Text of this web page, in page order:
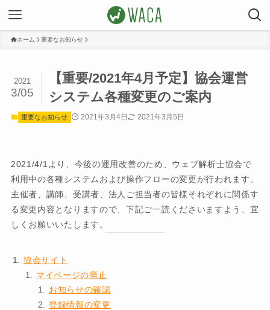
ホーム 重要なお知らせ
【重要/2021年4月予定】協会運営
システム各種変更のご案内
2021
3/05
重要なお知らせ 2021年3月4日 2021年3月5日
2021/4/1より、今後の運用改善のため、ウェブ解析士協会で
利用中の各種システムおよび操作フローの変更が行われます。
主催者、講師、受講者、法人ご担当者の皆様それぞれに関係す
る変更内容となりますので、下記ご一読くださいますよう、宜
しくお願いいたします。
協会サイト
マイページの廃止
お知らせの確認
登録情報の変更